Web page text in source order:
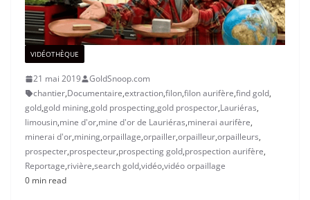
VIDÉOTHÈQUE
21 mai 2019
GoldSnoop.com
chantier,Documentaire,extraction,filon,filon aurifère,find gold,
gold,gold mining,gold prospecting,gold prospector,Lauriéras,
limousin,mine d'or,mine d'or de Lauriéras,minerai aurifère,
minerai d'or,mining,orpaillage,orpailler,orpailleur,orpailleurs,
prospecter,prospecteur,prospecting gold,prospection aurifère,
Reportage,rivière,search gold,vidéo,vidéo orpaillage
0 min read